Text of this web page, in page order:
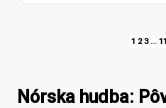
1 2 3 … 11
Nórska hudba: